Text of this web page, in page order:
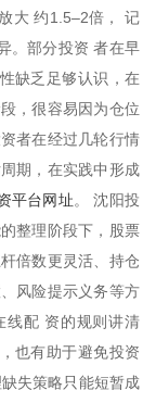
大 约1.5–2倍， 记
。部分投资 者在早
缺乏足够认识，在
，很容易因为仓位
者在经过几轮行情
期，在实践中形成
平台网址。 沈阳投
整理阶段下，股票
倍数更灵活、持仓
风险提示义务等方
线配 资的规则讲清
也有助于避免投资
失策略只能短暂成